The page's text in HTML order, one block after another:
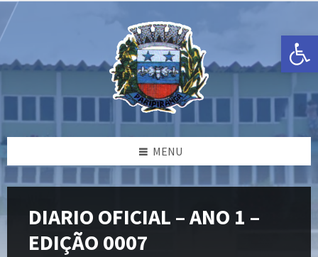
Open toolbar
Ir
para
o
conteúdo
Pular
para
a
barra
lateral
esquerda
Pular
para
o
rodapé
MENU
DIARIO OFICIAL – ANO 1 –
EDIÇÃO 0007